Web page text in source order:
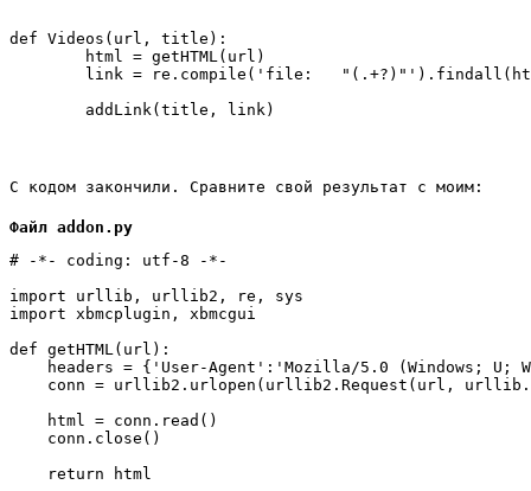
def Videos(url, title):
С кодом закончили. Сравните свой результат с моим:
Файл addon.py
# -*- coding: utf-8 -*-
import urllib, urllib2, re, sys
import xbmcplugin, xbmcgui
def getHTML(url):
headers = {'User-Agent':'Mozilla/5.0 (Windows; U;
conn = urllib2.urlopen(urllib2.Request(url,
    html = conn.read()
    conn.close()
    return html